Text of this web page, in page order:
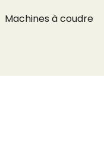
Machines à coudre